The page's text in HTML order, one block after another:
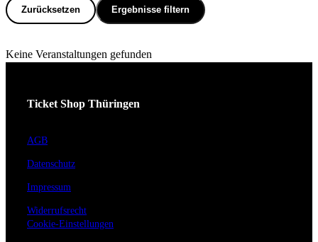
Zurücksetzen Ergebnisse filtern
Keine Veranstaltungen gefunden
Ticket Shop Thüringen
AGB
Datenschutz
Impressum
Widerrufsrecht
Cookie-Einstellungen